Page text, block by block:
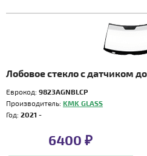
Лобовое стекло с датчиком
Еврокод: 9823AGNBLCP
Производитель: KMK GLASS
Год: 2021 -
6400 ₽